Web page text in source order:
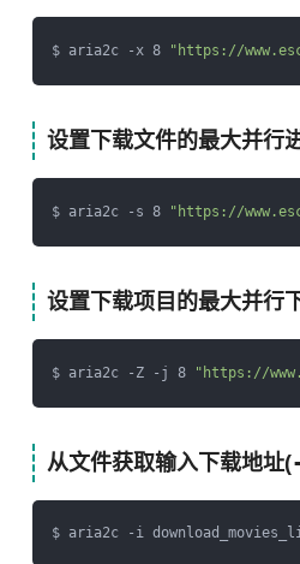
$ aria2c -x 8 "https://
设置下载文件的最大并行
$ aria2c -s 8 "https://
设置下载项目的最大并行
$ aria2c -Z -j 8 "https://
从文件获取输入下载地址(